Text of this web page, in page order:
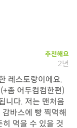
추천해요
2년
레스토랑이에요.
좀 어두컴컴한편)
니다. 저는 맨처음
바스에 빵 찍먹해
먹을 수 있을 것